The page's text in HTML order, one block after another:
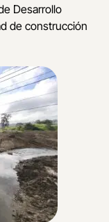
Desarrollo
de construcción